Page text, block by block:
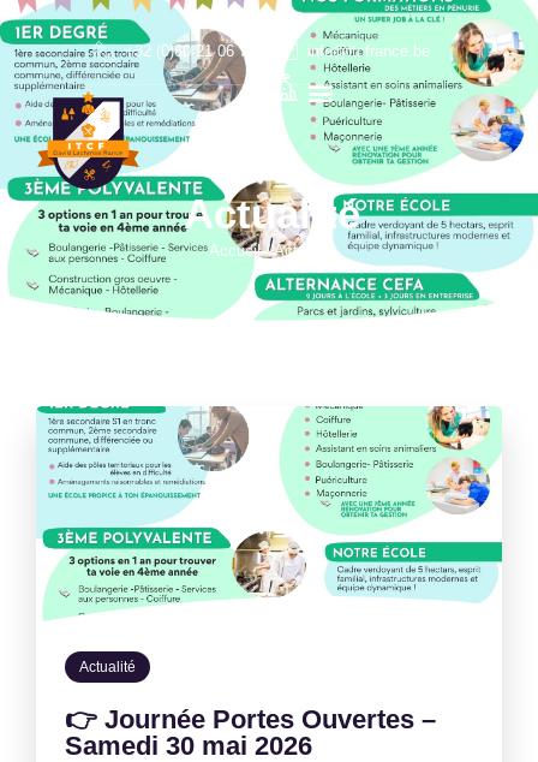
+32 (0)60 21 06 70 info@itcfrance.be
Actualité
Accueil/Actualité
Actualité
👉 Journée Portes Ouvertes –
Samedi 30 mai 2026